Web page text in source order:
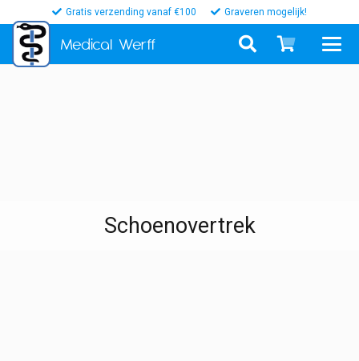
Gratis verzending vanaf €100 Graveren mogelijk!
Medical Werff
Schoenovertrek